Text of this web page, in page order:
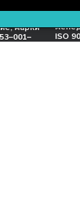
марки
ISO